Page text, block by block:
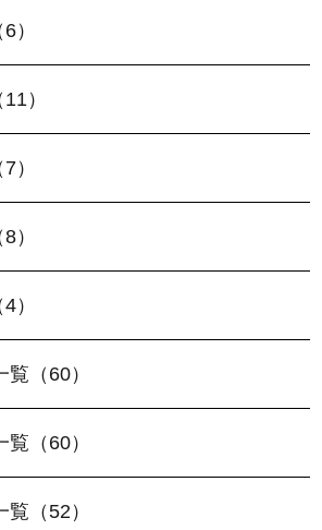
）
）
）
）
）
（60）
（60）
（52）